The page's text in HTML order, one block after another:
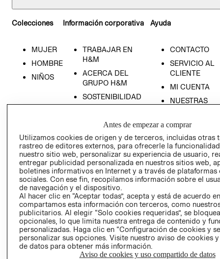
Colecciones
MUJER
HOMBRE
NIÑOS
Información corporativa
TRABAJAR EN
H&M
ACERCA DEL
GRUPO H&M
SOSTENIBILIDAD
RELACIÓN CON
INVERSONISTAS
POLÍTICA
EMPRESARIAL
Ayuda
CONTACTO
SERVICIO AL
CLIENTE
MI CUENTA
NUESTRAS
TÉRMINOS Y
CONDICIONES
AVISO DE
PRIVACIDAD
GIFT CARD
COOKIES
LIBRO DE
RECIÉN NACIDO
NOVEDADES
Antes de empezar a comprar
Utilizamos cookies de origen y de terceros, incluidas otras
rastreo de editores externos, para ofrecerle la
nuestro sitio web, personalizar su experiencia de usuario,
entregar publicidad personalizada en nuestros sitios web,
boletines informativos en Internet y a través de plataformas
sociales. Con ese fin, recopilamos información sobre el
de navegación y el dispositivo.
Al hacer clic en “Aceptar todas”, acepta y está de acuerdo
compartamos esta información con terceros, como
publicitarios. Al elegir “Solo cookies requeridas”, se
opcionales, lo que limita nuestra entrega de contenido y
personalizadas. Haga clic en “Configuración de cookies y
personalizar sus opciones. Visite nuestro aviso de cookies
de datos para obtener más información.
Aviso de cookies y uso compartido de datos